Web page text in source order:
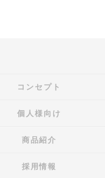
コンセプト
個人様向け
商品紹介
採用情報